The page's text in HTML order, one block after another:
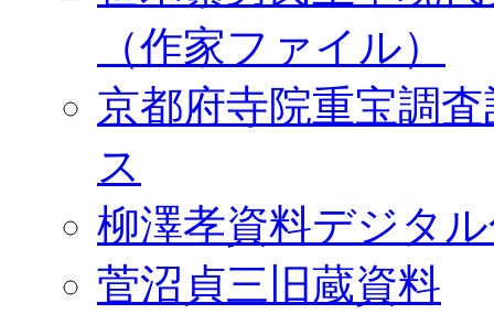
（作家ファイル）
京都府寺院重宝調
ス
柳澤孝資料デジタ
菅沼貞三旧蔵資料